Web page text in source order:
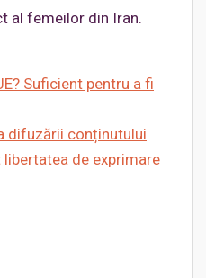
al femeilor din Iran.
Suficient pentru a fi
difuzării conținutului
de exprimare